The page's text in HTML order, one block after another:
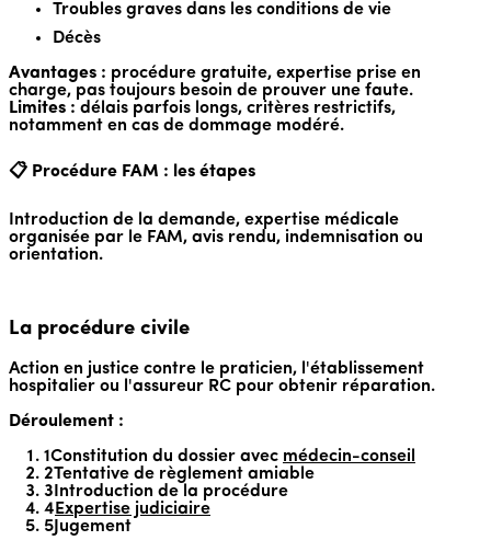
Troubles graves dans les conditions de vie
Décès
Avantages : procédure gratuite, expertise prise en
charge, pas toujours besoin de prouver une faute.
Limites : délais parfois longs, critères restrictifs,
notamment en cas de dommage modéré.
📋 Procédure FAM : les étapes
Introduction de la demande, expertise médicale
organisée par le FAM, avis rendu, indemnisation ou
orientation.
La procédure civile
Action en justice contre le praticien, l'établissement
hospitalier ou l'assureur RC pour obtenir réparation.
Déroulement :
1Constitution du dossier avec médecin-conseil
2Tentative de règlement amiable
3 Introduction de la procédure
4 Expertise judiciaire
5 Jugement